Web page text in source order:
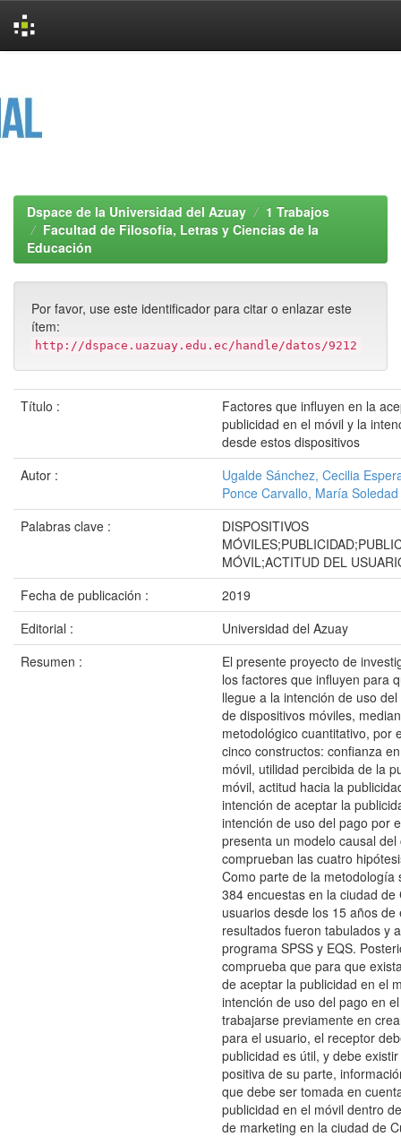
Dspace de la Universidad del Azuay
1 Trabajos
Facultad de Filosofía, Letras y Ciencias de la
Educación
Por favor, use este identificador para citar o enlazar este
ítem:
http://dspace.uazuay.edu.ec/handle/datos/9212
Título :
Factores que influyen en la
publicidad en el móvil y la
desde estos dispositivos
Autor :
Ugalde Sánchez, Cecilia
Ponce Carvallo, María Soledad
Palabras clave :
DISPOSITIVOS
MÓVIL;ACTITUD DEL
Fecha de publicación :
2019
Editorial :
Universidad del Azuay
Resumen :
El presente proyecto de
los factores que influyen para
llegue a la intención de uso
de dispositivos móviles,
metodológico cuantitativo, por
cinco constructos: confianza
móvil, utilidad percibida de la
móvil, actitud hacia la
intención de aceptar la
intención de uso del pago por
presenta un modelo causal del
comprueban las cuatro
Como parte de la metodología
384 encuestas en la ciudad de
usuarios desde los 15 años de
resultados fueron tabulados y
programa SPSS y EQS.
comprueba que para que
de aceptar la publicidad en el
intención de uso del pago en
trabajarse previamente en
para el usuario, el receptor
publicidad es útil, y debe
positiva de su parte,
que debe ser tomada en
publicidad en el móvil dentro
de marketing en la ciudad de